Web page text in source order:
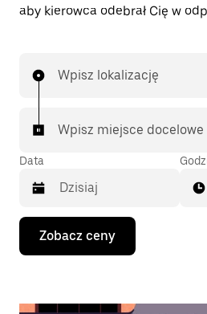
aby kierowca odebrał Cię w
Wpisz lokalizację
Wpisz miejsce docelowe
Data
Naciśnij
klawisz
strzałki
Zobacz ceny